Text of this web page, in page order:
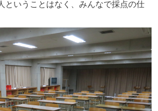
ということはなく、みんなで採点の仕